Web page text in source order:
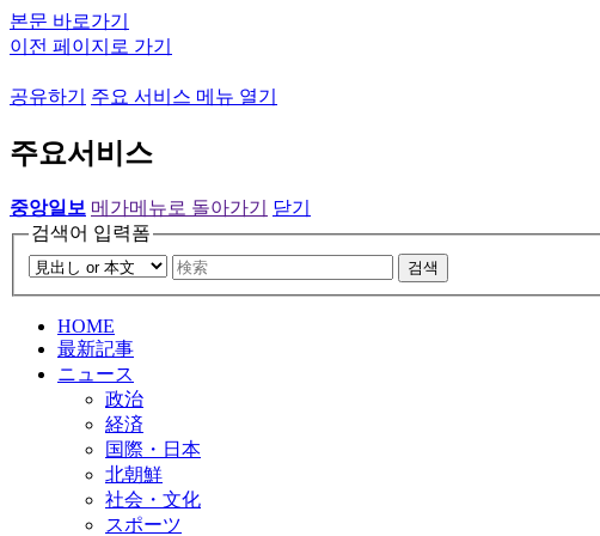
본문 바로가기
이전 페이지로 가기
공유하기 주요 서비스 메뉴 열기
주요서비스
중앙일보 메가메뉴로 돌아가기
닫기
검색어 입력폼
검색
HOME
最新記事
ニュース
政治
経済
国際・日本
北朝鮮
社会・文化
スポーツ